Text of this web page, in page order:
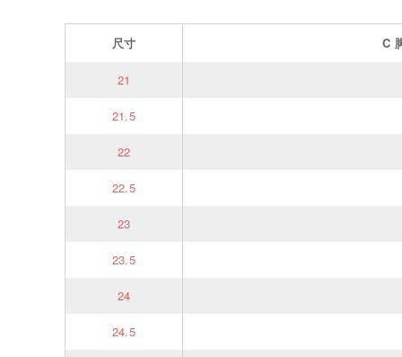
尺寸 C
21
21.5
22
22.5
23
23.5
24
24.5